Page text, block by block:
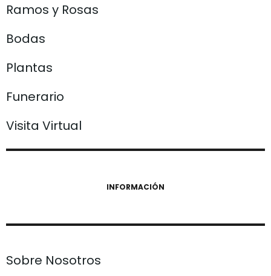
Ramos y Rosas
Bodas
Plantas
Funerario
Visita Virtual
INFORMACIÓN
Sobre Nosotros